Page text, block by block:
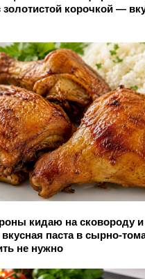
корочкой —
кидаю на сковороду и
паста в сырно-
не нужно